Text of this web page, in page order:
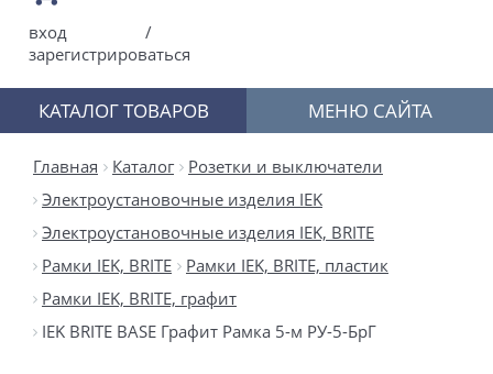
вход
/
зарегистрироваться
КАТАЛОГ ТОВАРОВ МЕНЮ САЙТА
Главная Каталог
Розетки и выключатели
Электроустановочные изделия IEK
Электроустановочные изделия IEK, BRITE
Рамки IEK, BRITE
Рамки IEK, BRITE, пластик
Рамки IEK, BRITE, графит
IEK BRITE BASE Графит Рамка 5-м РУ-5-БрГ